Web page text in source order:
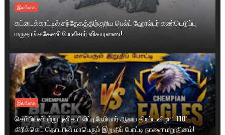
இலங்கை
கட்டைக்காட்டில் சந்தேகத்திற்குரிய பெல்ட் ஹோல்டர் கண்டெடுப்பு
மருதாங்ககேணி போலீசார் விசாரணை!
இலங்கை
செம்பியன்பற்று புனித பிலிப்பு நேரியார் ஆலய திறப்பு விழா: ‘T10’
கிரிக்கெட் தொடரின் மாபெரும் இறுதிப் போட்டி நாளை மறுதினம்!